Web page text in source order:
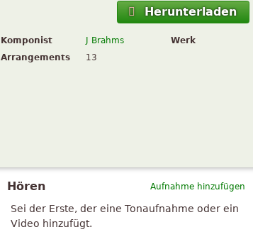
Herunterladen
Komponist J Brahms Werk
Arrangements
13
Aufnahme hinzufügen
Hören
Sei der Erste, der eine Tonaufnahme oder ein
Video hinzufügt.